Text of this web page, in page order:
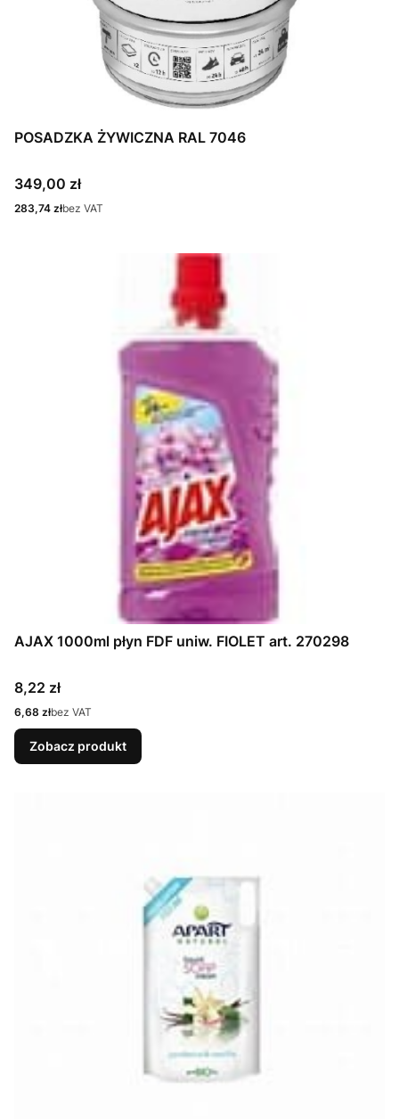
POSADZKA ŻYWICZNA RAL 7046
Cena
349,00 zł
Cena
283,74 złbez VAT
AJAX 1000ml płyn FDF uniw. FIOLET art. 270298
Cena
8,22 zł
Cena
6,68 złbez VAT
Zobacz produkt